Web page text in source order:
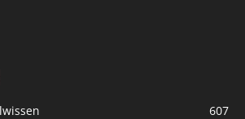
607